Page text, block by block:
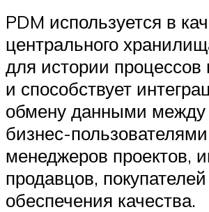
PDM используется в
центрального
для истории процессов
и способствует
обмену данными между
бизнес-
менеджеров проектов,
продавцов,
обеспечения качества.